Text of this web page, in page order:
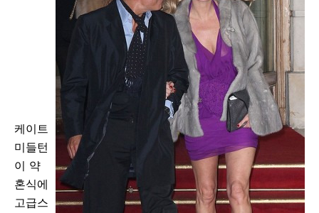
케이트
미들턴
이 약
혼식에
고급스